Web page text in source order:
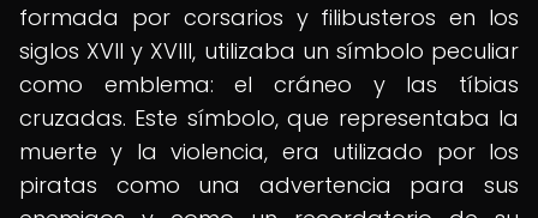
formada por corsarios y filibusteros en los
siglos XVII y XVIII, utilizaba un símbolo peculiar
como emblema: el cráneo y las tíbias
cruzadas. Este símbolo, que representaba la
muerte y la violencia, era utilizado por los
piratas como una advertencia para sus